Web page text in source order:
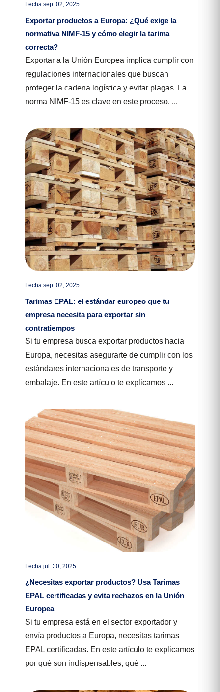
Fecha sep. 02, 2025
Exportar productos a Europa: ¿Qué exige la
normativa NIMF-15 y cómo elegir la tarima
correcta?
Exportar a la Unión Europea implica cumplir con
regulaciones internacionales que buscan
proteger la cadena logística y evitar plagas. La
norma NIMF-15 es clave en este proceso. ...
Fecha sep. 02, 2025
Tarimas EPAL: el estándar europeo que tu
empresa necesita para exportar sin
contratiempos
Si tu empresa busca exportar productos hacia
Europa, necesitas asegurarte de cumplir con los
estándares internacionales de transporte y
embalaje. En este artículo te explicamos ...
Fecha jul. 30, 2025
¿Necesitas exportar productos? Usa Tarimas
EPAL certificadas y evita rechazos en la Unión
Europea
Si tu empresa está en el sector exportador y
envía productos a Europa, necesitas tarimas
EPAL certificadas. En este artículo te explicamos
por qué son indispensables, qué ...